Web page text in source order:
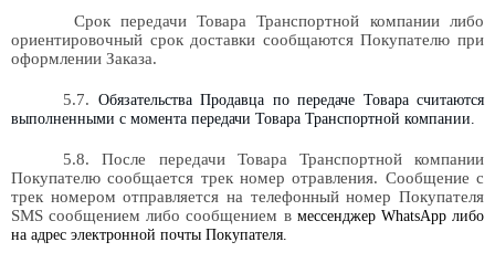
Срок передачи Товара Транспортной компании либо
ориентировочный срок доставки сообщаются Покупателю при
оформлении Заказа.
5.7. Обязательства Продавца по передаче Товара считаются
выполненными с момента передачи Товара Транспортной компании.
5.8. После передачи Товара Транспортной компании
Покупателю сообщается трек номер отравления. Сообщение с
трек номером отправляется на телефонный номер Покупателя
SMS сообщением либо сообщением в мессенджер WhatsApp либо
на адрес электронной почты Покупателя.